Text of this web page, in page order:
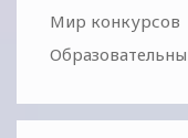
Мир конкурсов